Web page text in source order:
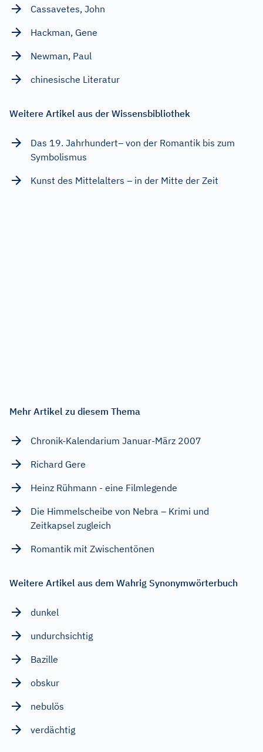
Cassavetes, John
Hackman, Gene
Newman, Paul
chinesische Literatur
Weitere Artikel aus der Wissensbibliothek
Das 19. Jahrhundert– von der Romantik bis zum
Symbolismus
Kunst des Mittelalters – in der Mitte der Zeit
Mehr Artikel zu diesem Thema
Chronik-Kalendarium Januar-März 2007
Richard Gere
Heinz Rühmann - eine Filmlegende
Die Himmelscheibe von Nebra – Krimi und
Zeitkapsel zugleich
Romantik mit Zwischentönen
Weitere Artikel aus dem Wahrig Synonymwörterbuch
dunkel
undurchsichtig
Bazille
obskur
nebulös
verdächtig